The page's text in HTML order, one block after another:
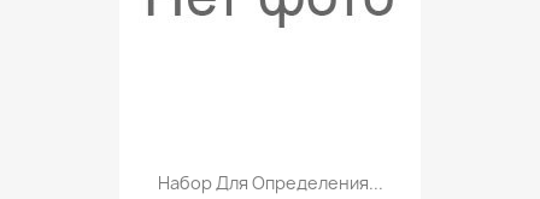
Набор Для Определения...